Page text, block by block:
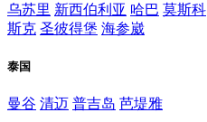
乌苏里 新西伯利亚 哈巴 莫斯科
斯克 圣彼得堡 海参崴
泰国
曼谷 清迈 普吉岛 芭堤雅